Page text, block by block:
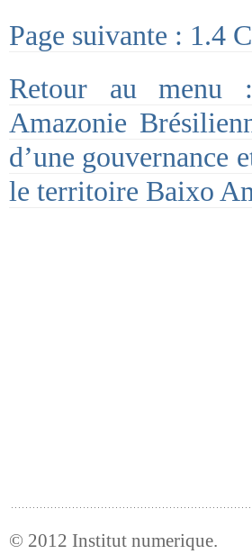
Page suivante : 1.4
Retour au menu
Amazonie
d’une gouvernance
le territoire Baixo
© 2012 Institut numerique.